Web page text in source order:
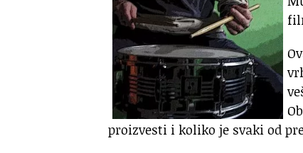
proizvesti i koliko je svaki od